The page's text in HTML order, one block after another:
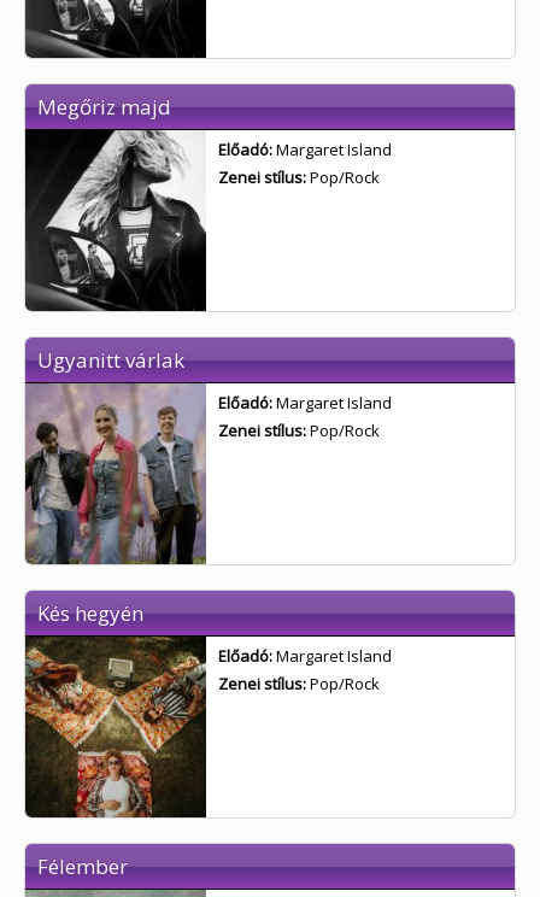
Megőriz majd
Előadó:Margaret Island
Zenei stílus:Pop/Rock
Ugyanitt várlak
Előadó:Margaret Island
Zenei stílus:Pop/Rock
Kés hegyén
Előadó:Margaret Island
Zenei stílus:Pop/Rock
Félember